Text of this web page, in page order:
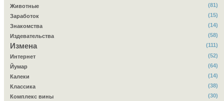
Животные
(81)
Заработок
(15)
Знакомства
(14)
Издевательства
(58)
Измена
(111)
Интернет
(52)
Йумар
(64)
Калеки
(14)
Классика
(38)
Комплекс вины
(30)